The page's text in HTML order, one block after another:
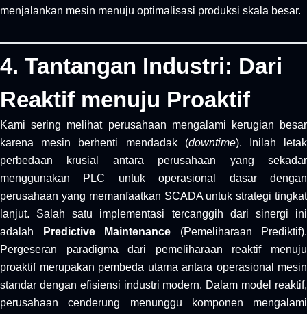
menjalankan mesin menuju optimalisasi produksi skala besar.
4. Tantangan Industri: Dari
Reaktif menuju Proaktif
Kami sering melihat perusahaan mengalami kerugian besar
karena mesin berhenti mendadak (downtime). Inilah letak
perbedaan krusial antara perusahaan yang sekadar
menggunakan PLC untuk operasional dasar dengan
perusahaan yang memanfaatkan SCADA untuk strategi tingkat
lanjut. Salah satu implementasi tercanggih dari sinergi ini
adalah
Predictive Maintenance (Pemeliharaan Prediktif).
Pergeseran paradigma dari pemeliharaan reaktif menuju
proaktif merupakan pembeda utama antara operasional mesin
standar dengan efisiensi industri modern. Dalam model reaktif,
perusahaan cenderung menunggu komponen mengalami